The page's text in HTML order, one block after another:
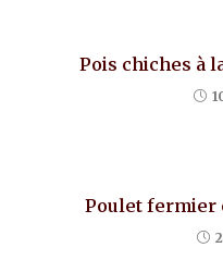
Pois chiches à
Poulet fermier